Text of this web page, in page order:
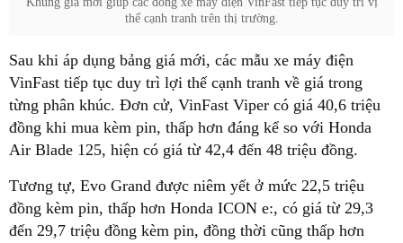
thế cạnh tranh trên thị trường.
Sau khi áp dụng bảng giá mới, các mẫu xe máy điện
VinFast tiếp tục duy trì lợi thế cạnh tranh về giá trong
từng phân khúc. Đơn cử, VinFast Viper có giá 40,6 triệu
đồng khi mua kèm pin, thấp hơn đáng kể so với Honda
Air Blade 125, hiện có giá từ 42,4 đến 48 triệu đồng.
Tương tự, Evo Grand được niêm yết ở mức 22,5 triệu
đồng kèm pin, thấp hơn Honda ICON e:, có giá từ 29,3
đến 29,7 triệu đồng kèm pin, đồng thời cũng thấp hơn